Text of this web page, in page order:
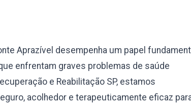
Aprazível desempenha um papel
enfrentam graves problemas de saúde
e Reabilitação SP, estamos
acolhedor e terapeuticamente eficaz